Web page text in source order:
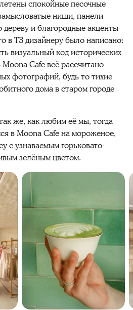
спокойные песочные
ниши, панели
дереву и благородные акценты
в ТЗ дизайнеру было написано:
визуальный код исторических
Cafe всё рассчитано
фотографий, будь то тихие
дома в старом городе
же, как любим её мы, тогда
в Moona Cafe на мороженое,
с узнаваемым горьковато-
зелёным цветом.